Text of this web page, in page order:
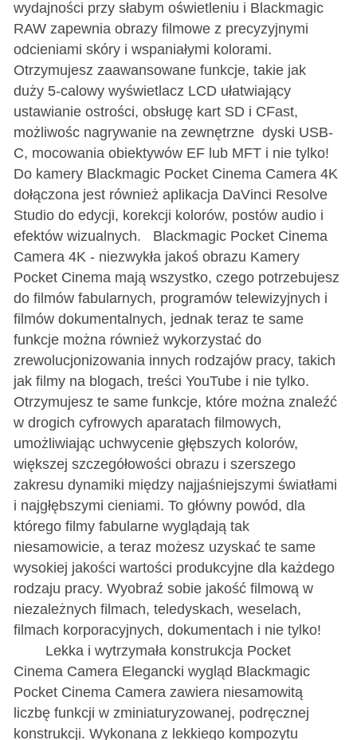
wydajności przy słabym oświetleniu i Blackmagic
RAW zapewnia obrazy filmowe z precyzyjnymi
odcieniami skóry i wspaniałymi kolorami.
Otrzymujesz zaawansowane funkcje, takie jak
duży 5-calowy wyświetlacz LCD ułatwiający
ustawianie ostrości, obsługę kart SD i CFast,
możliwośc nagrywanie na zewnętrzne dyski USB-
C, mocowania obiektywów EF lub MFT i nie tylko!
Do kamery Blackmagic Pocket Cinema Camera 4K
dołączona jest również aplikacja DaVinci Resolve
Studio do edycji, korekcji kolorów, postów audio i
efektów wizualnych. Blackmagic Pocket Cinema
Camera 4K - niezwykła jakoś obrazu Kamery
Pocket Cinema mają wszystko, czego potrzebujesz
do filmów fabularnych, programów telewizyjnych i
filmów dokumentalnych, jednak teraz te same
funkcje można również wykorzystać do
zrewolucjonizowania innych rodzajów pracy, takich
jak filmy na blogach, treści YouTube i nie tylko.
Otrzymujesz te same funkcje, które można znaleźć
w drogich cyfrowych aparatach filmowych,
umożliwiając uchwycenie głębszych kolorów,
większej szczegółowości obrazu i szerszego
zakresu dynamiki między najjaśniejszymi światłami
i najgłębszymi cieniami. To główny powód, dla
którego filmy fabularne wyglądają tak
niesamowicie, a teraz możesz uzyskać te same
wysokiej jakości wartości produkcyjne dla każdego
rodzaju pracy. Wyobraź sobie jakość filmową w
niezależnych filmach, teledyskach, weselach,
filmach korporacyjnych, dokumentach i nie tylko!
Lekka i wytrzymała konstrukcja Pocket
Cinema Camera Elegancki wygląd Blackmagic
Pocket Cinema Camera zawiera niesamowitą
liczbę funkcji w zminiaturyzowanej, podręcznej
konstrukcji. Wykonana z lekkiego kompozytu